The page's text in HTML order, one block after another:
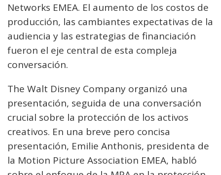
Networks EMEA. El aumento de los costos de
producción, las cambiantes expectativas de la
audiencia y las estrategias de financiación
fueron el eje central de esta compleja
conversación.
The Walt Disney Company organizó una
presentación, seguida de una conversación
crucial sobre la protección de los activos
creativos. En una breve pero concisa
presentación, Emilie Anthonis, presidenta de
la Motion Picture Association EMEA, habló